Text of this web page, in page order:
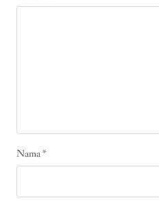
Nama*